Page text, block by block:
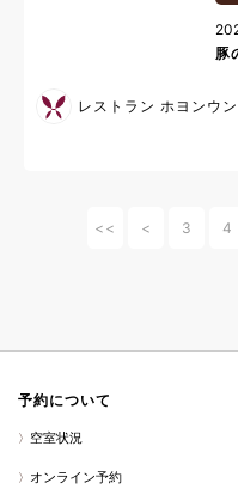
豚
レストラン ホヨンウン
<< < 3 4
予約について
空室状況
オンライン予約